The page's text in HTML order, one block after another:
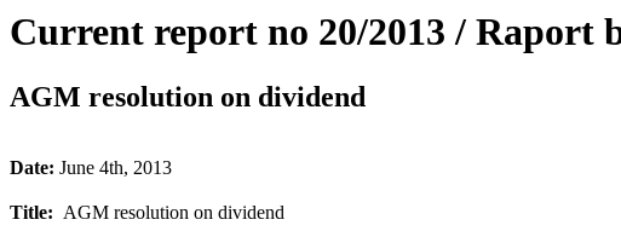
Current report no 20/2013 / Raport
AGM resolution on dividend
Date: June 4th, 2013
Title: AGM resolution on dividend